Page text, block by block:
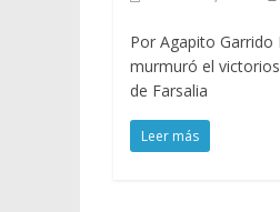
Por Agapito Garrido
murmuró el
de Farsalia
Leer más